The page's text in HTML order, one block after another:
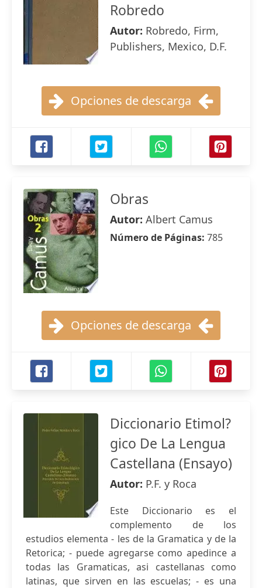
Robredo
Autor: Robredo, Firm,
Publishers, Mexico, D.F.
Opciones de descarga
Obras
Autor: Albert Camus
Número de Páginas: 785
Opciones de descarga
Diccionario Etimol?
gico De La Lengua
Castellana (Ensayo)
Autor: P.F. y Roca
Este Diccionario es el
complemento de los
estudios elementa - les de la Gramatica y de la
Retorica; - puede agregarse como apedince a
todas las Gramaticas, asi castellanas como
latinas, que sirven en las escuelas; - es una